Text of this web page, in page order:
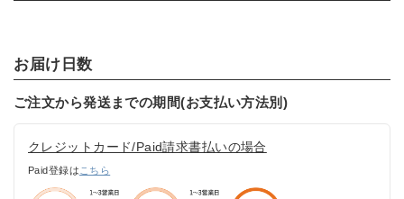
お届け日数
ご注文から発送までの期間(お支払い方法別)
クレジットカード/Paid請求書払いの場合
Paid登録は こちら